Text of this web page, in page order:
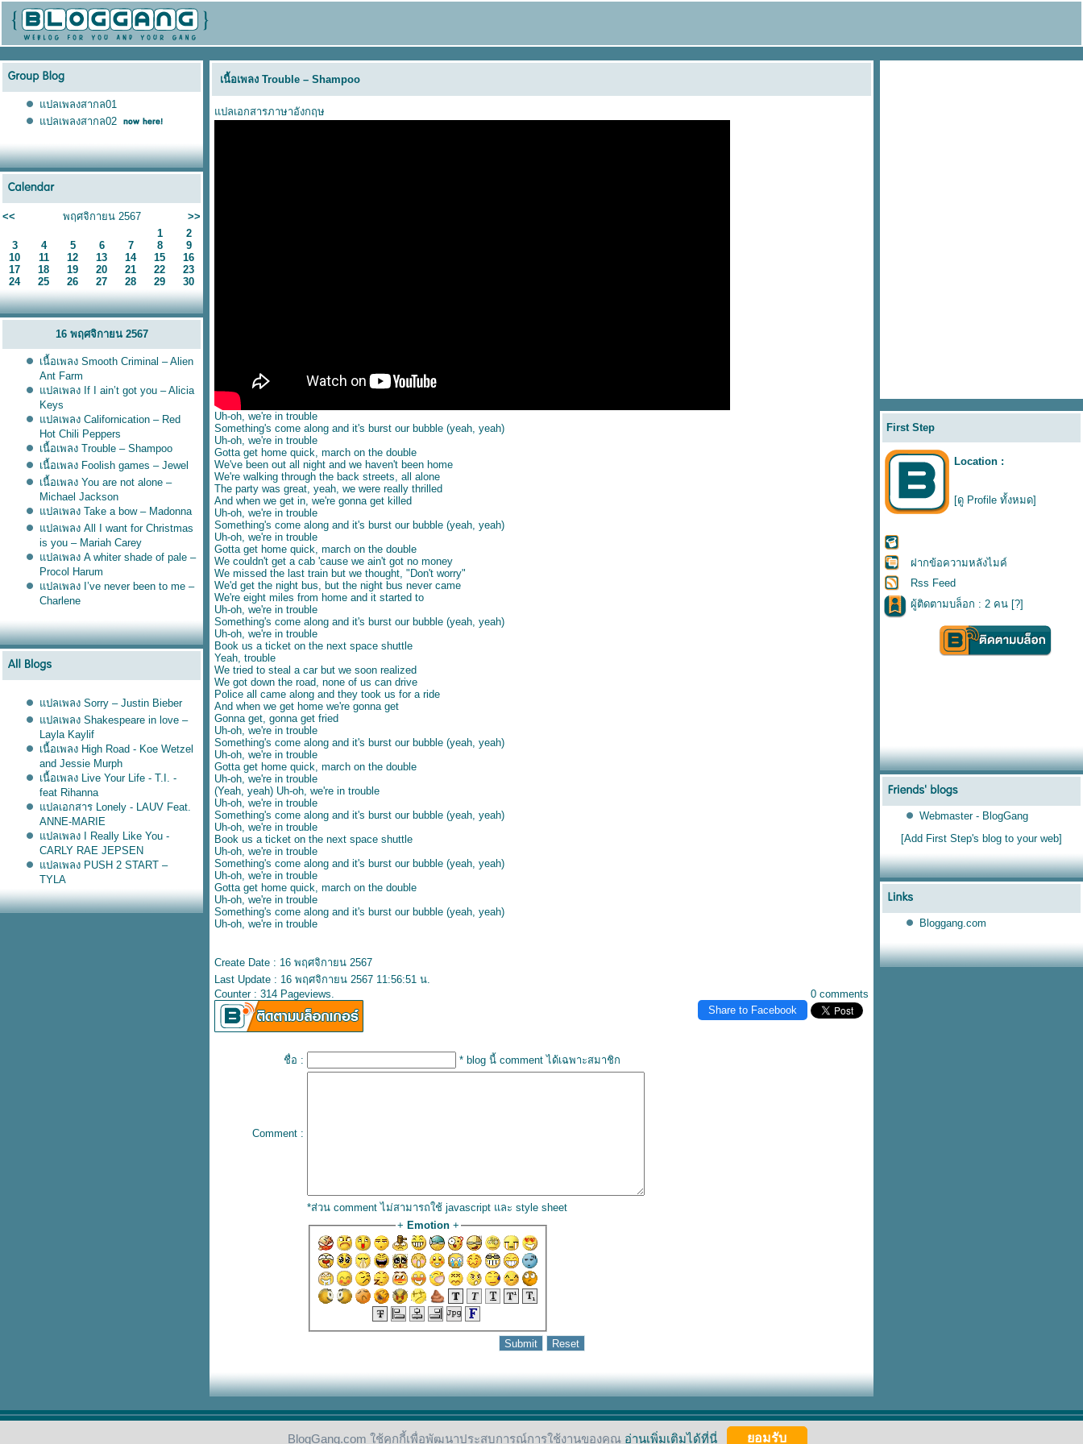
ปลเพลงสากล01
ปลเพลงสากล02
<< พฤศจิกายน 2567
>>
1
2
3
4 5 6 7 8
9
10
11 12 13 14 15
16
17
18 19 20 21 22
23
24
25 26 27 28 29 30
16 พฤศจิกายน 2567
เนื้อเพลง Smooth Criminal – Alien
Ant Farm
ปลเพลง If I ain’t got you – Alicia
Keys
ปลเพลง Californication – Red
Hot Chili Peppers
เนื้อเพลง Trouble – Shampoo
เนื้อเพลง Foolish games – Jewel
เนื้อเพลง You are not alone –
Michael Jackson
ปลเพลง Take a bow – Madonna
ปลเพลง All I want for Christmas
is you – Mariah Carey
ปลเพลง A whiter shade of pale –
Procol Harum
ปลเพลง I’ve never been to me –
Charlene
ปลเพลง Sorry – Justin Bieber
ปลเพลง Shakespeare in love –
Layla Kaylif
เนื้อเพลง High Road - Koe Wetzel
and Jessie Murph
เนื้อเพลง Live Your Life - T.I. -
feat Rihanna
ปลเอกสาร Lonely - LAUV Feat.
ANNE-MARIE
ปลเพลง I Really Like You -
CARLY RAE JEPSEN
ปลเพลง PUSH 2 START –
TYLA
ปลเพลง Ask & You Shall
Receive - Rita Ora
ปลเพลง Here is your perfect -
Jamie Miller
เนื้อเพลง Trouble – Shampoo
ปลเอกสารภาษาอังกฤษ
Uh-oh, we're in trouble
Something's come along and it's burst our bubble (yeah, yeah)
Uh-oh, we're in trouble
Gotta get home quick, march on the double
We've been out all night and we haven't been home
We're walking through the back streets, all alone
The party was great, yeah, we were really thrilled
And when we get in, we're gonna get killed
Uh-oh, we're in trouble
Something's come along and it's burst our bubble (yeah, yeah)
Uh-oh, we're in trouble
Gotta get home quick, march on the double
We couldn't get a cab 'cause we ain't got no money
We missed the last train but we thought, "Don't worry"
We'd get the night bus, but the night bus never came
We're eight miles from home and it started to
Uh-oh, we're in trouble
Something's come along and it's burst our bubble (yeah, yeah)
Uh-oh, we're in trouble
Book us a ticket on the next space shuttle
Yeah, trouble
We tried to steal a car but we soon realized
We got down the road, none of us can drive
Police all came along and they took us for a ride
And when we get home we're gonna get
Gonna get, gonna get fried
Uh-oh, we're in trouble
Something's come along and it's burst our bubble (yeah, yeah)
Uh-oh, we're in trouble
Gotta get home quick, march on the double
Uh-oh, we're in trouble
(Yeah, yeah) Uh-oh, we're in trouble
Uh-oh, we're in trouble
Something's come along and it's burst our bubble (yeah, yeah)
Uh-oh, we're in trouble
Book us a ticket on the next space shuttle
Uh-oh, we're in trouble
Something's come along and it's burst our bubble (yeah, yeah)
Uh-oh, we're in trouble
Gotta get home quick, march on the double
Uh-oh, we're in trouble
Something's come along and it's burst our bubble (yeah, yeah)
Uh-oh, we're in trouble
Create Date : 16 พฤศจิกายน 2567
Last Update : 16 พฤศจิกายน 2567 11:56:51 น.
0 comments
Counter : 314 Pageviews.
Share to Facebook
ชื่อ : * blog นี้ comment ได้เฉพาะสมาชิก
Comment :
*ส่วน comment ไม่สามารถใช้ javascript และ style sheet
+ Emotion+
First Step
Location :
[ดู Profile ทั้งหมด]
ฝากข้อความหลังไมค์
Rss Feed
ผู้ติดตามบล็อก : 2 คน [?]
Webmaster - BlogGang
[Add First Step's blog to your web]
Bloggang.com
BlogGang.com ใช้คุกกี้เพื่อพัฒนาประสบการณ์การใช้งานของคุณ อ่านเพิ่มเติมได้ที่นี่